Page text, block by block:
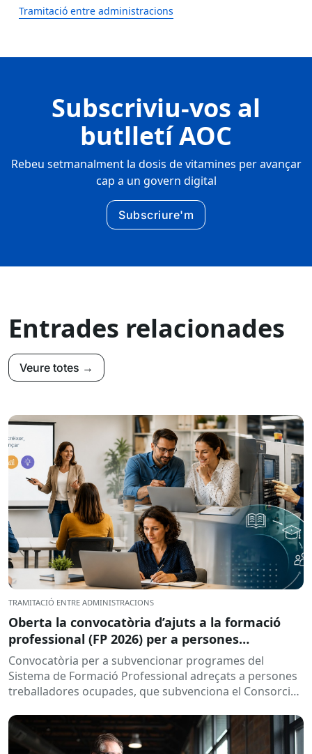
Tramitació entre administracions
Subscriviu-vos al
butlletí AOC
Rebeu setmanalment la dosis de vitamines per avançar
cap a un govern digital
Subscriure'm
Entrades relacionades
Veure totes →
TRAMITACIÓ ENTRE ADMINISTRACIONS
Oberta la convocatòria d’ajuts a la formació
professional (FP 2026) per a persones
treballadores ocupades
Convocatòria per a subvencionar programes del
Sistema de Formació Professional adreçats a persones
treballadores ocupades, que subvenciona el Consorci